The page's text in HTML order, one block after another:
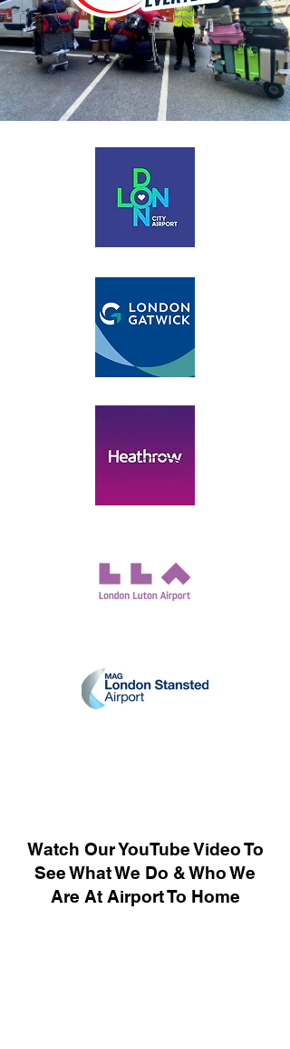
Watch Our YouTube Video To
See What We Do & Who We
Are At Airport To Home